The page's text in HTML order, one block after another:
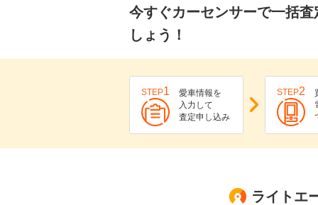
今すぐカーセンサーで一括
しょう！
STEP1
愛車情報を
入力して
査定申し込み
STEP2
ライトエ